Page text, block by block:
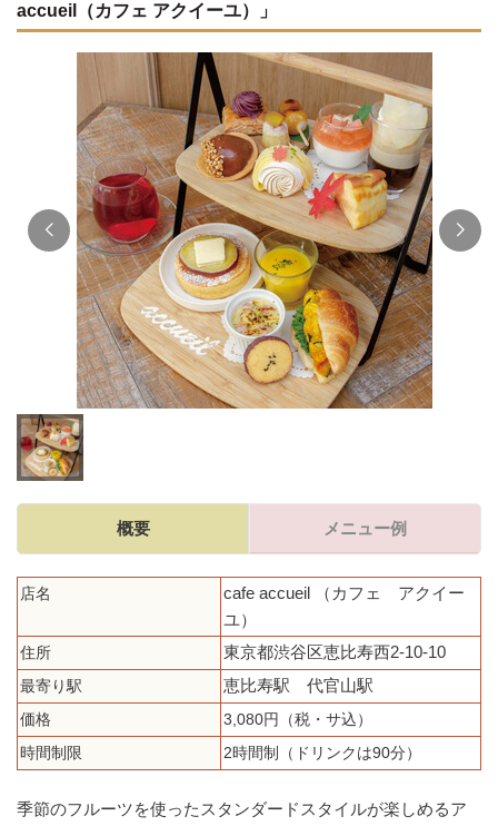
accueil（カフェ アクイーユ）」
概要 メニュー例
店名
cafe accueil （カフェ アクイー
ユ）
住所 東京都渋谷区恵比寿西2-10-10
最寄り駅 恵比寿駅 代官山駅
価格
3,080円（税・サ込）
時間制限
2時間制（ドリンクは90分）
季節のフルーツを使ったスタンダードスタイルが楽しめるア